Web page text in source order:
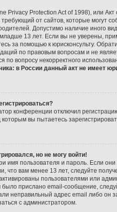
Privacy Protection Act of 1998), или
от сайтов, которые могут
Допустимо наличие иного
13 лет. Если вы не уверены,
за помощью к юрисконсульту.
по правовым вопросам и не
по вопросу некорректного
в России данный акт не имеет
конференции отключил
вы пытаетесь
но не могу войти!
имя пользователя и пароль. Если
что вам менее 13 лет, следуйте
пользователями или
было прислано email-сообщение,
неправильный адрес email либо он
с администратором.